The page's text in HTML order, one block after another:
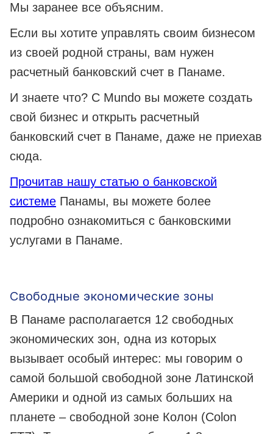
Мы заранее все объясним.
Если вы хотите управлять своим бизнесом
из своей родной страны, вам нужен
расчетный банковский счет в Панаме.
И знаете что? С Mundo вы можете создать
свой бизнес и открыть расчетный
банковский счет в Панаме, даже не приехав
сюда.
Прочитав нашу статью о банковской
системе Панамы, вы можете более
подробно ознакомиться с банковскими
услугами в Панаме.
Свободные экономические зоны
В Панаме располагается 12 свободных
экономических зон, одна из которых
вызывает особый интерес: мы говорим о
самой большой свободной зоне Латинской
Америки и одной из самых больших на
планете – свободной зоне Колон (Colon